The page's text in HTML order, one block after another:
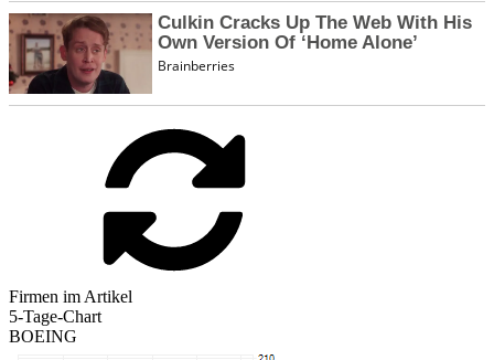
Firmen im Artikel
5-Tage-Chart
BOEING